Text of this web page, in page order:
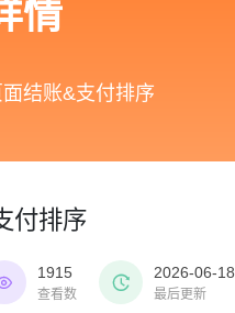
情
结账&支付排序
付排序
1915
查看数

2026-06-18
最后更新